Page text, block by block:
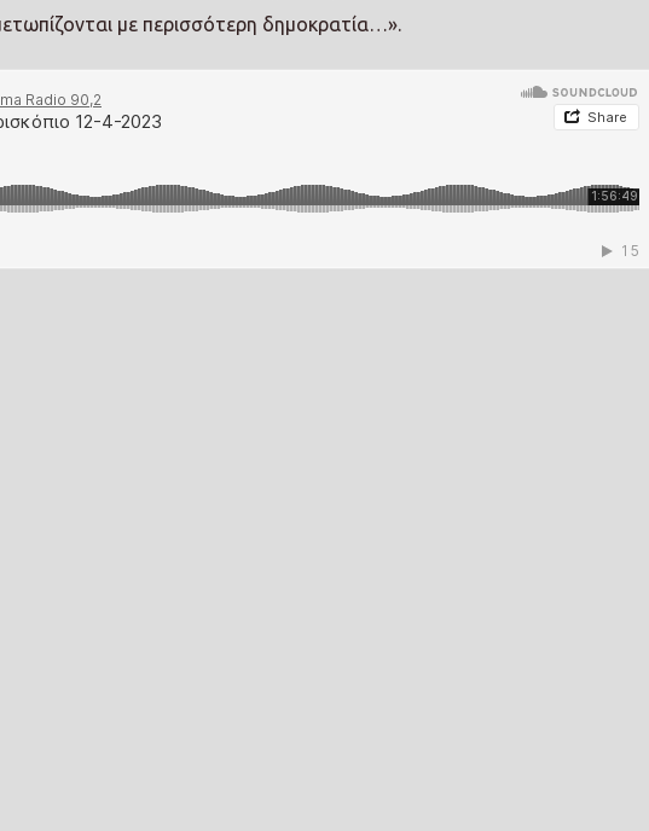
με περισσότερη δημοκρατία…».